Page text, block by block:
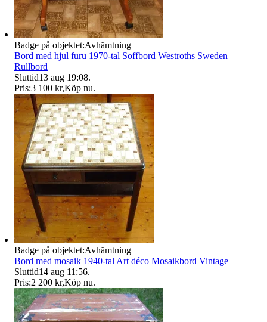
Badge på objektet:Avhämtning
Bord med hjul furu 1970-tal Soffbord Westroths Sweden
Rullbord
Sluttid13 aug 19:08.
Pris:3 100 kr,Köp nu.
Badge på objektet:Avhämtning
Bord med mosaik 1940-tal Art déco Mosaikbord Vintage
Sluttid14 aug 11:56.
Pris:2 200 kr,Köp nu.